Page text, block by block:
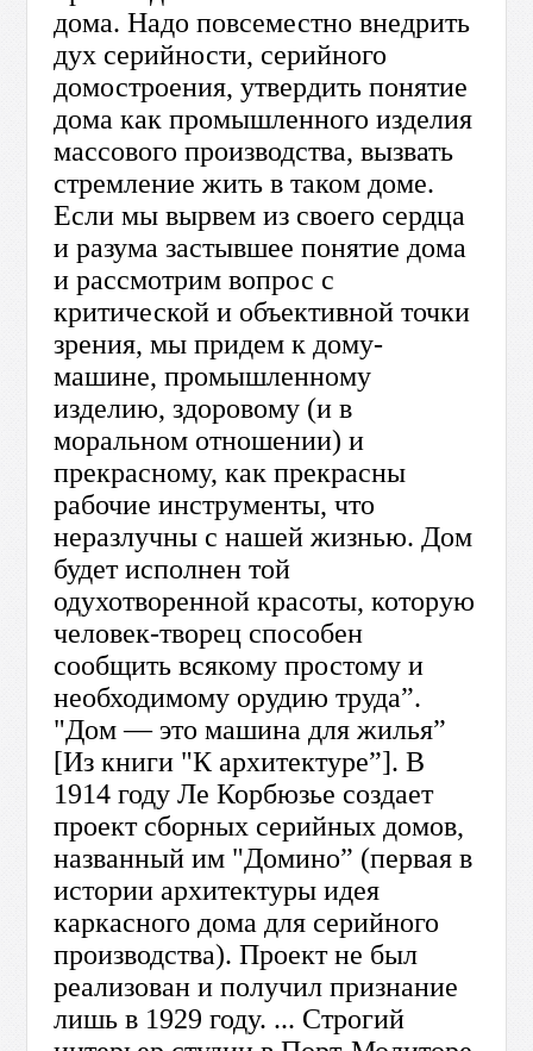
дома. Надо повсеместно внедрить
дух серийности, серийного
домостроения, утвердить понятие
дома как промышленного изделия
массового производства, вызвать
стремление жить в таком доме.
Если мы вырвем из своего сердца
и разума застывшее понятие дома
и рассмотрим вопрос с
критической и объективной точки
зрения, мы придем к дому-
машине, промышленному
изделию, здоровому (и в
моральном отношении) и
прекрасному, как прекрасны
рабочие инструменты, что
неразлучны с нашей жизнью. Дом
будет исполнен той
одухотворенной красоты, которую
человек-творец способен
сообщить всякому простому и
необходимому орудию труда”.
"Дом — это машина для жилья”
[Из книги "К архитектуре”]. В
1914 году Ле Корбюзье создает
проект сборных серийных домов,
названный им "Домино” (первая в
истории архитектуры идея
каркасного дома для серийного
производства). Проект не был
реализован и получил признание
лишь в 1929 году. ... Строгий